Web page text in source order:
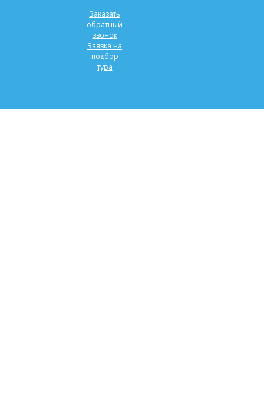
Заказать
обратный
звонок
Заявка на
подбор
тура